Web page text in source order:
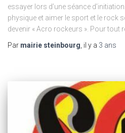
essayer lors d’une séance
physique et aimer le sport et le rock
devenir « Acro rockeurs ». Pour tout
Par mairie steinbourg , il y a 3 ans